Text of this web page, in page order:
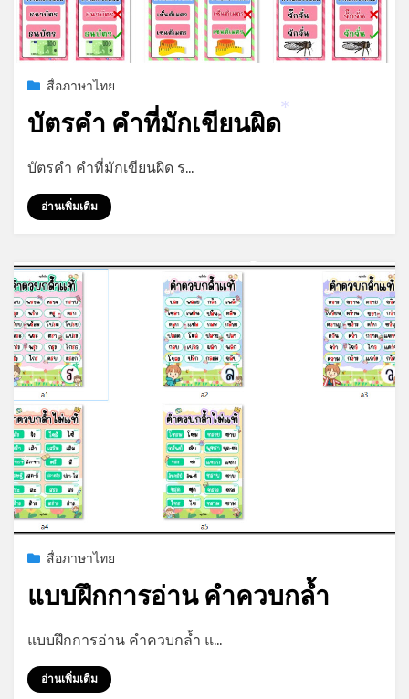
Postedกรกฎาคม 29, 2023
สื่อภาษาไทย
บัตรคำ คำที่มักเขียนผิด
byadmin
บัตรคำ คำที่มักเขียนผิด ร…
อ่านเพิ่มเติม
Postedกรกฎาคม 21, 2023
สื่อภาษาไทย
แบบฝึกการอ่าน คำควบกล้ำ
byadmin
แบบฝึกการอ่าน คำควบกล้ำ แ…
อ่านเพิ่มเติม
*
*